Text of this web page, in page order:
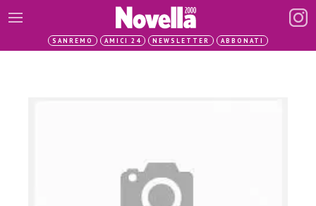
SANREMO AMICI 24 NEWSLETTER ABBONATI